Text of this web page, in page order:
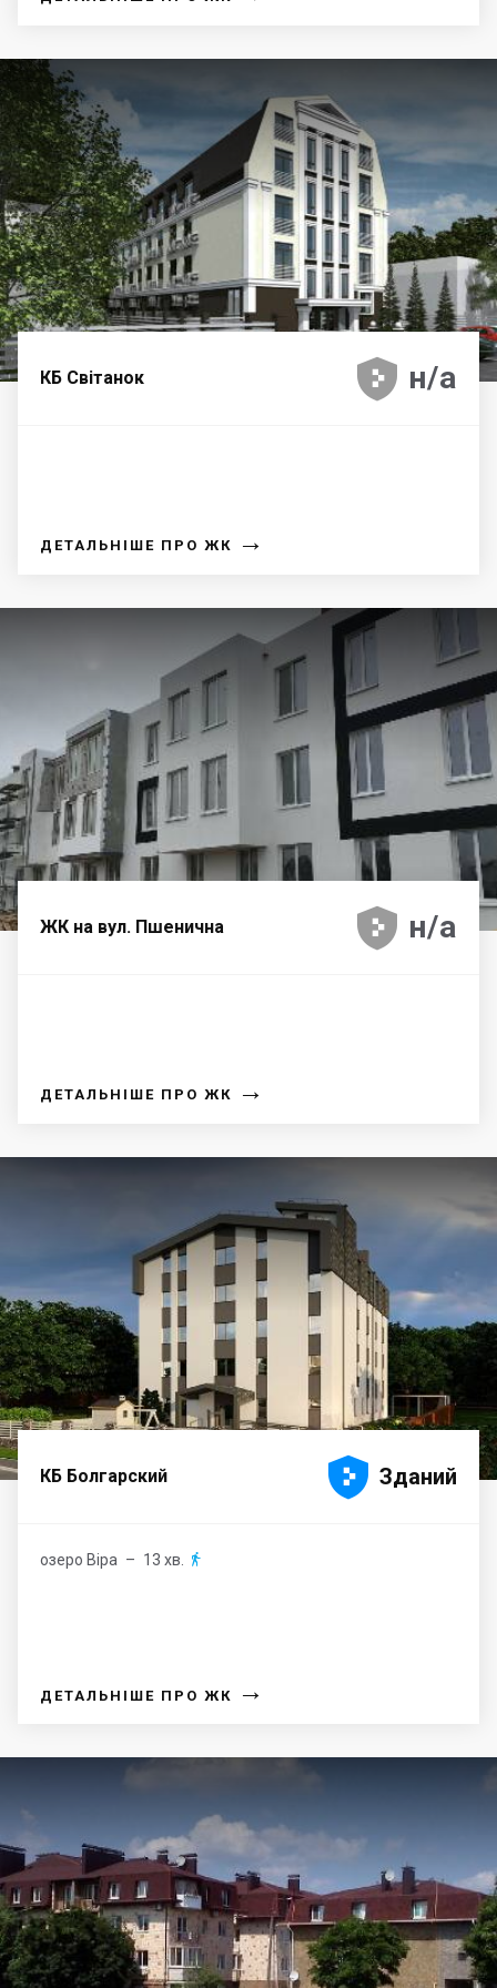
КБ Світанок 



 н/а
ДЕТАЛЬНІШЕ ПРО ЖК →
ЖК на вул. Пшенична 



 н/а
ДЕТАЛЬНІШЕ ПРО ЖК →
КБ Болгарский 



 Зданий
озеро Віра – 13 хв. 
ДЕТАЛЬНІШЕ ПРО ЖК →